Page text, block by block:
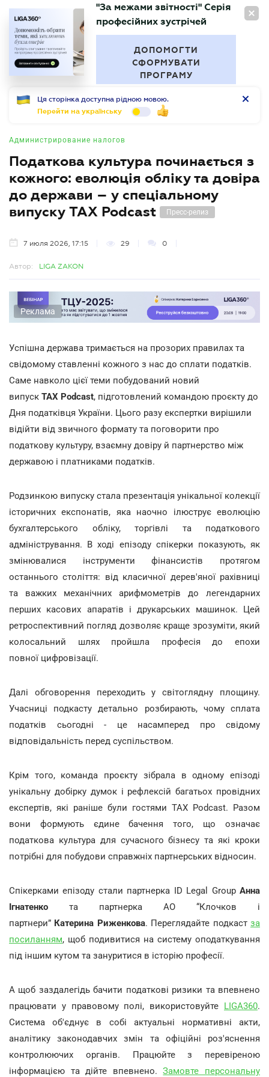
RU
БУХГАЛТЕР
"За межами звітності" Серія
професійних зустрічей
ДОПОМОГТИ
СФОРМУВАТИ
ПРОГРАМУ
Ця сторінка доступна рідною мовою.
Перейти на українську
Администрирование налогов
Податкова культура починається з
кожного: еволюція обліку та довіра
до держави – у спеціальному
випуску TAX Podcast
Пресс-релиз
7 июля 2026, 17:15 29 0
Автор: LIGA ZAKON
Реклама
Успішна держава тримається на прозорих правилах та
свідомому ставленні кожного з нас до сплати податків.
Саме навколо цієї теми побудований новий
випуск TAX Podcast, підготовлений командою проєкту до
Дня податківця України. Цього разу експертки вирішили
відійти від звичного формату та поговорити про
податкову культуру, взаємну довіру й партнерство між
державою і платниками податків.
Родзинкою випуску стала презентація унікальної колекції
історичних експонатів, яка наочно ілюструє еволюцію
бухгалтерського обліку, торгівлі та податкового
адміністрування. В ході епізоду спікерки показують, як
змінювалися інструменти фінансистів протягом
останнього століття: від класичної дерев'яної рахівниці
та важких механічних арифмометрів до легендарних
перших касових апаратів і друкарських машинок. Цей
ретроспективний погляд дозволяє краще зрозуміти, який
колосальний шлях пройшла професія до епохи
повної цифровізації.
Далі обговорення переходить у світоглядну площину.
Учасниці подкасту детально розбирають, чому сплата
податків сьогодні - це насамперед про свідому
відповідальність перед суспільством.
Крім того, команда проєкту зібрала в одному епізоді
унікальну добірку думок і рефлексій багатьох провідних
експертів, які раніше були гостями TAX Podcast. Разом
вони формують єдине бачення того, що означає
податкова культура для сучасного бізнесу та які кроки
потрібні для побудови справжніх партнерських відносин.
Спікерками епізоду стали партнерка ID Legal Group Анна
Ігнатенко та партнерка АО “Клочков і
партнери” Катерина Риженкова. Переглядайте подкастза
посиланням, щоб подивитися на систему оподаткування
під іншим кутом та зануритися в історію професії.
А щоб заздалегідь бачити податкові ризики та впевнено
працювати у правовому полі, використовуйте LIGA360.
Система об'єднує в собі актуальні нормативні акти,
аналітику законодавчих змін та офіційні роз'яснення
контролюючих органів. Працюйте з перевіреною
інформацією та дійте впевнено.Замовте персональну